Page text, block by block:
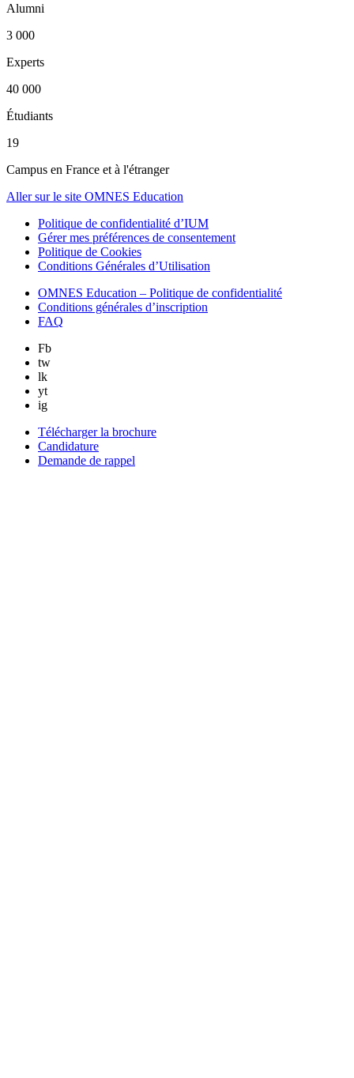
Alumni
3 000
Experts
40 000
Étudiants
19
Campus en France et à l'étranger
Aller sur le site OMNES Education
Politique de confidentialité d’IUM
Gérer mes préférences de consentement
Politique de Cookies
Conditions Générales d’Utilisation
OMNES Education – Politique de confidentialité
Conditions générales d’inscription
FAQ
Fb
tw
lk
yt
ig
Télécharger la brochure
Candidature
Demande de rappel